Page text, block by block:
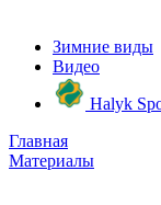
Зимние виды
Видео
Halyk
Главная
Материалы